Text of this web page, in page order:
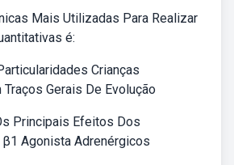
Mais Utilizadas Para Realizar
é:
Crianças
Gerais De Evolução
Principais Efeitos Dos
Agonista Adrenérgicos